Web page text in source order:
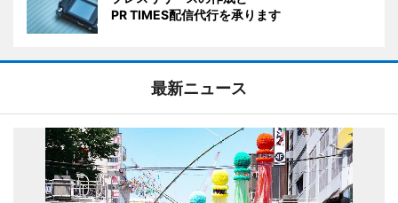
PR TIMES配信代行を承ります
最新ニュース